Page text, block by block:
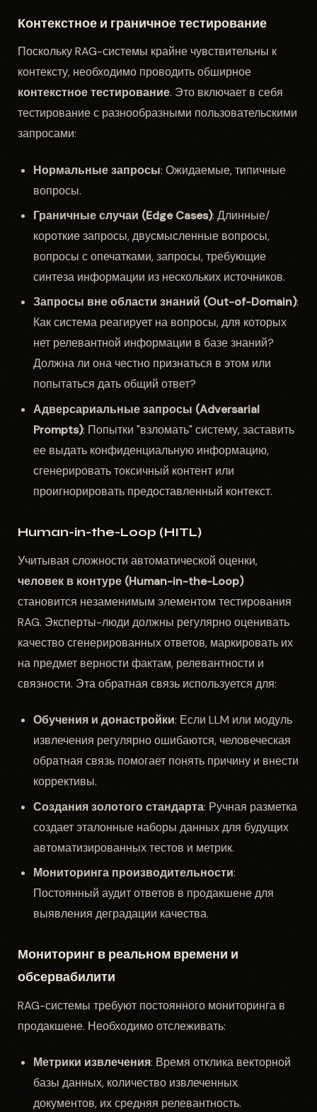
Контекстное и граничное тестирование
Поскольку RAG-системы крайне чувствительны к
контексту, необходимо проводить обширное
контекстное тестирование. Это включает в себя
тестирование с разнообразными пользовательскими
запросами:
Нормальные запросы: Ожидаемые, типичные
вопросы.
Граничные случаи (Edge Cases): Длинные/
короткие запросы, двусмысленные вопросы,
вопросы с опечатками, запросы, требующие
синтеза информации из нескольких источников.
Запросы вне области знаний (Out-of-Domain):
Как система реагирует на вопросы, для которых
нет релевантной информации в базе знаний?
Должна ли она честно признаться в этом или
попытаться дать общий ответ?
Адверсариальные запросы (Adversarial
Prompts): Попытки "взломать" систему, заставить
ее выдать конфиденциальную информацию,
сгенерировать токсичный контент или
проигнорировать предоставленный контекст.
Human-in-the-Loop (HITL)
Учитывая сложности автоматической оценки,
человек в контуре (Human-in-the-Loop)
становится незаменимым элементом тестирования
RAG. Эксперты-люди должны регулярно оценивать
качество сгенерированных ответов, маркировать их
на предмет верности фактам, релевантности и
связности. Эта обратная связь используется для:
Обучения и донастройки: Если LLM или модуль
извлечения регулярно ошибаются, человеческая
обратная связь помогает понять причину и внести
коррективы.
Создания золотого стандарта: Ручная разметка
создает эталонные наборы данных для будущих
автоматизированных тестов и метрик.
Мониторинга производительности:
Постоянный аудит ответов в продакшене для
выявления деградации качества.
Мониторинг в реальном времени и
обсервабилити
RAG-системы требуют постоянного мониторинга в
продакшене. Необходимо отслеживать:
Метрики извлечения: Время отклика векторной
базы данных, количество извлеченных
документов, их средняя релевантность.